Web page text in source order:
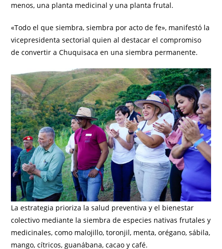
menos, una planta medicinal y una planta frutal.
«Todo el que siembra, siembra por acto de fe», manifestó la
vicepresidenta sectorial quien al destacar el compromiso
de convertir a Chuquisaca en una siembra permanente.
La estrategia prioriza la salud preventiva y el bienestar
colectivo mediante la siembra de especies nativas frutales y
medicinales, como malojillo, toronjil, menta, orégano, sábila,
mango, cítricos, guanábana, cacao y café.